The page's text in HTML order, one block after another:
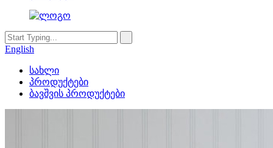
English
სახლი
პროდუქტები
ბავშვის პროდუქტები